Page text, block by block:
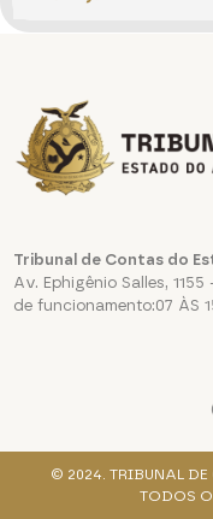
Tribunal de Contas do
Av. Ephigênio Salles,
de funcionamento:07 ÀS
© 2024. TRIBUNAL
TODOS